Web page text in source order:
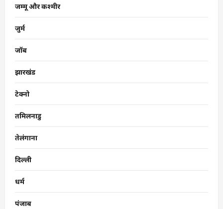
जम्मू और कश्मीर
जुर्म
जॉब
झारखंड
टेक्नो
तमिलनाडु
तेलंगाना
दिल्ली
धर्म
पंजाब